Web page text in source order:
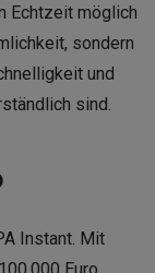
Echtzeit möglich
sondern
und
sind.
Instant. Mit